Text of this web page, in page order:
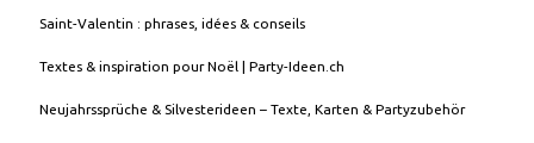
Saint-Valentin : phrases, idées & conseils
Textes & inspiration pour Noël | Party-Ideen.ch
Neujahrssprüche & Silvesterideen – Texte, Karten & Partyzubehör